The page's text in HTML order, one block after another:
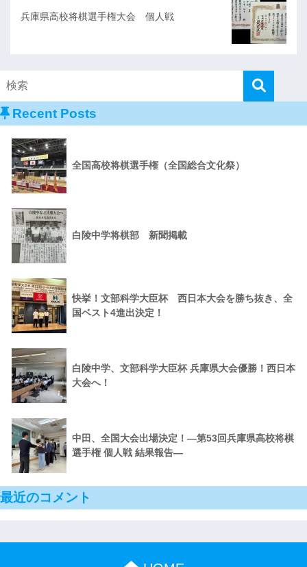
兵庫県高校将棋選手権大会 個人戦
Recent Posts
全国高校将棋選手権（全国総合文化祭）
白陵中学将棋部 新聞掲載
快挙！文部科学大臣杯 西日本大会を勝ち抜き、全
国ベスト4進出決定！
白陵中学、文部科学大臣杯 兵庫県大会優勝！西日本
大会へ！
中田、全国大会出場決定！―第53回兵庫県高校将棋
選手権 個人戦 結果報告―
最近のコメント